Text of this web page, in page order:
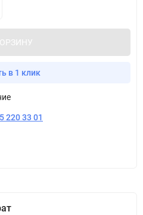
в 1 клик
220 33 01